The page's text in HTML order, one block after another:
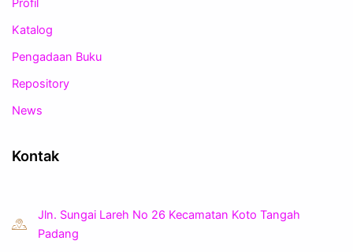
Profil
Katalog
Pengadaan Buku
Repository
News
Kontak
Jln. Sungai Lareh No 26 Kecamatan Koto Tangah
Padang